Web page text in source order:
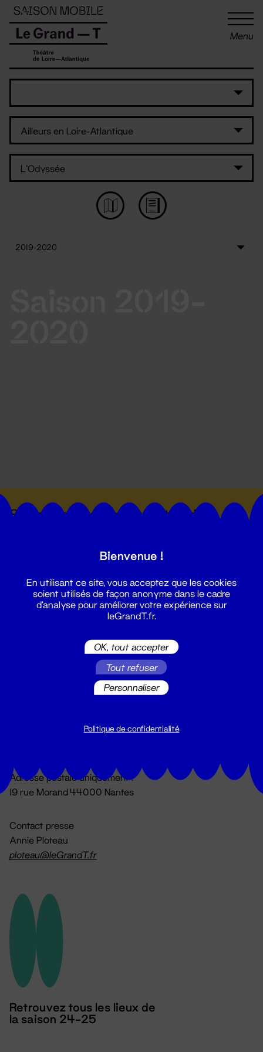
Menu
Suivez toutes les actualités du
Du lundi au vendredi 14h → 18h
Adresse postale uniquement :
19 rue Morand 44000 Nantes
Contact presse
Annie Ploteau
ploteau@leGrandT.fr
Retrouvez tous les lieux de
la saison 24-25
Panneau de gestion des cookies
Bienvenue !
En utilisant ce site, vous acceptez que les cookies
soient utilisés de façon anonyme dans le cadre
d'analyse pour améliorer votre expérience sur
leGrandT.fr.
OK, tout accepter
Tout refuser
Personnaliser
Politique de confidentialité